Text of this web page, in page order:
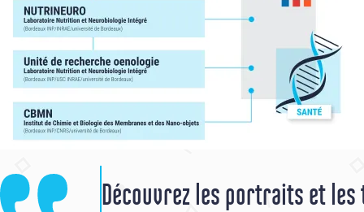
Découvrez les portraits et les